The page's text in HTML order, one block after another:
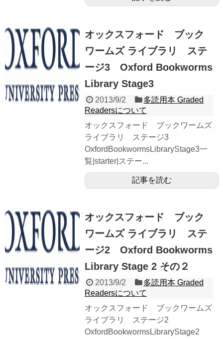
オックスフォード ブック
ワームズ ライブラリ ステ
ージ3 Oxford Bookworms
Library Stage3
2013/9/2
多読用本 Graded
Readersについて
オックスフォード ブックワームズ
ライブラリ ステージ3
OxfordBookwormsLibraryStage3一
覧|starter|ステー...
記事を読む
オックスフォード ブック
ワームズ ライブラリ ステ
ージ2 Oxford Bookworms
Library Stage 2 その２
2013/9/2
多読用本 Graded
Readersについて
オックスフォード ブックワームズ
ライブラリ ステージ2
OxfordBookwormsLibraryStage2